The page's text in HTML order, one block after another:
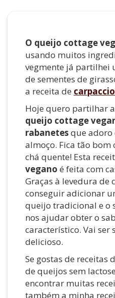
O queijo cottage
usando muitos
vegmente já partilhei
de sementes de
a receita de
Hoje quero partilhar
queijo cottage
rabanetesque adoro
almoço. Fica tão bom
chá quente! Esta
vegano é feita com
Graças à levedura de
conseguir adicionar
queijo tradicional e o
nos ajudar obter o
característico. Vai ser
delicioso.
Se gostas de receitas
de queijos sem
encontrar muitas
também a minha